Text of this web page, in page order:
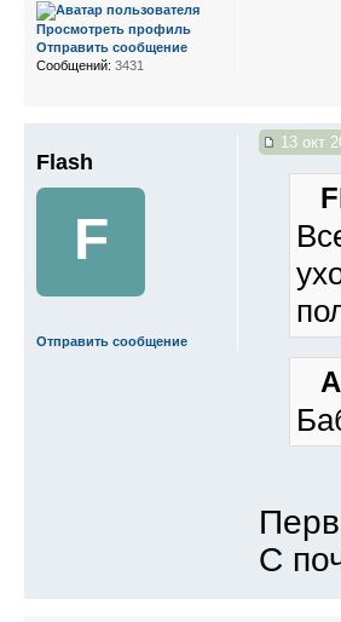
Просмотреть профиль
Отправить сообщение
Сообщений: 3431
13 окт
С
Flash
F
Отправить сообщение